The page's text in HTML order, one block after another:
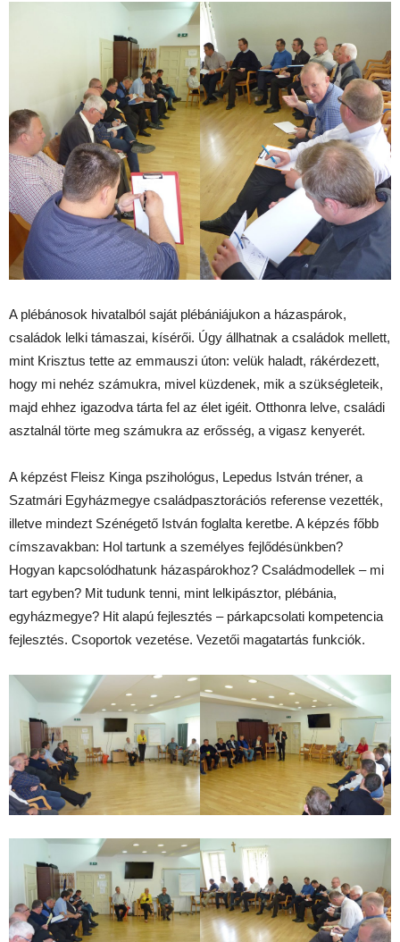
A plébánosok hivatalból saját plébániájukon a házaspárok,
családok lelki támaszai, kísérői. Úgy állhatnak a családok mellett,
mint Krisztus tette az emmauszi úton: velük haladt, rákérdezett,
hogy mi nehéz számukra, mivel küzdenek, mik a szükségleteik,
majd ehhez igazodva tárta fel az élet igéit. Otthonra lelve, családi
asztalnál törte meg számukra az erősség, a vigasz kenyerét.
A képzést Fleisz Kinga pszihológus, Lepedus István tréner, a
Szatmári Egyházmegye családpasztorációs referense vezették,
illetve mindezt Szénégető István foglalta keretbe. A képzés főbb
címszavakban: Hol tartunk a személyes fejlődésünkben?
Hogyan kapcsolódhatunk házaspárokhoz? Családmodellek – mi
tart egyben? Mit tudunk tenni, mint lelkipásztor, plébánia,
egyházmegye? Hit alapú fejlesztés – párkapcsolati kompetencia
fejlesztés. Csoportok vezetése. Vezetői magatartás funkciók.